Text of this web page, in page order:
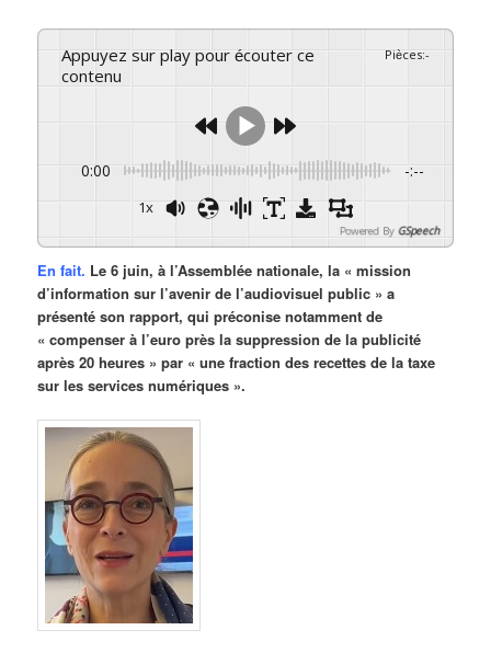
Appuyez sur play pour écouter ce
contenu
Pièces:-
0:00 -:--
1x
Powered By GSpeech
En fait. Le 6 juin, à l’Assemblée nationale, la « mission
d’information sur l’avenir de l’audiovisuel public » a
présenté son rapport, qui préconise notamment de
« compenser à l’euro près la suppression de la publicité
après 20 heures » par « une fraction des recettes de la taxe
sur les services numériques ».